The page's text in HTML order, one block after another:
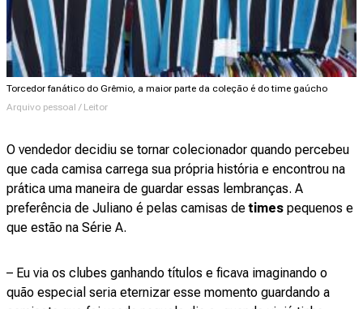
Torcedor fanático do Grêmio, a maior parte da coleção é do time gaúcho
Arquivo pessoal / Leitor
O vendedor decidiu se tornar colecionador quando percebeu
que cada camisa carrega sua própria história e encontrou na
prática uma maneira de guardar essas lembranças. A
preferência de Juliano é pelas camisas detimes pequenos e
que estão na Série A.
– Eu via os clubes ganhando títulos e ficava imaginando o
quão especial seria eternizar esse momento guardando a